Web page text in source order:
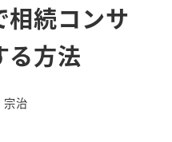
相続コンサ
る方法
宗治